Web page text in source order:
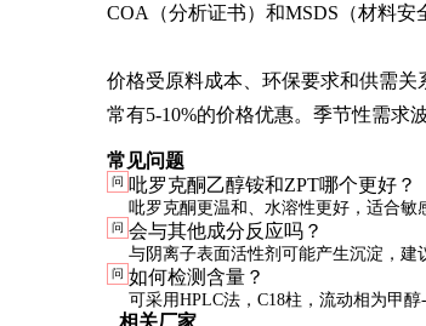
COA（分析证书）和MSDS（材料安
价格受原料成本、环保要求和供需
常有5-10%的价格优惠。季节性需求
常见问题
问 吡罗克酮乙醇铵和ZPT哪个更好？
吡罗克酮更温和、水溶性更好，适合敏
本更低，但可能沉淀且刺激性略高。高
问 会与其他成分反应吗？
与阴离子表面活性剂可能产生沉淀，建
再加入。避免与强氧化剂直接混合。
问 如何检测含量？
可采用HPLC法，C18柱，流动相为甲
相关厂家